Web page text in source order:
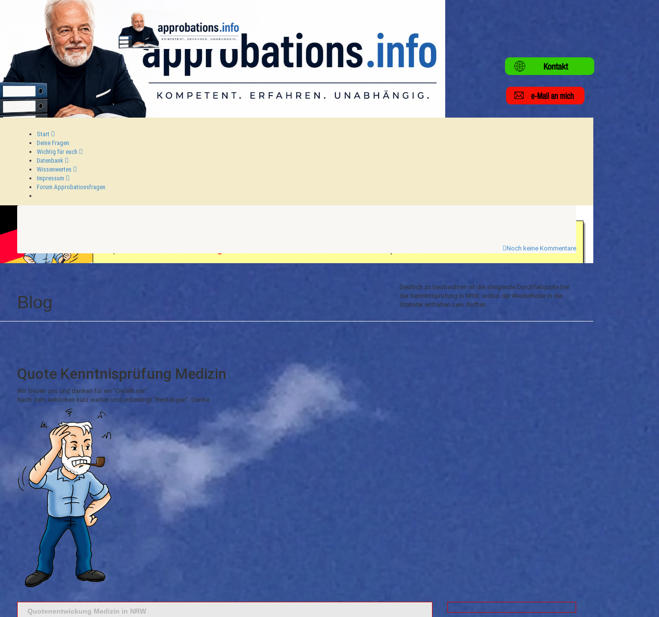
Start
Deine Fragen
Wichtig für euch
Datenbank
Wissenwertes
Impressum
Forum Approbationsfragen
Blog
Deutlich zu beobachten ist die steigende Durchfallquote bei
der Kenntnisprüfung in NRW, wobei die Wiederholer in der
Statistik enthalten sein dürften.
Noch keine Kommentare
Quote Kenntnisprüfung Medizin
Wir freuen uns und danken für ein "Gefällt mir".
Nach dem Anklicken kurz warten und unbedingt "Bestätigen". Danke.
Quotenentwickung Medizin in NRW